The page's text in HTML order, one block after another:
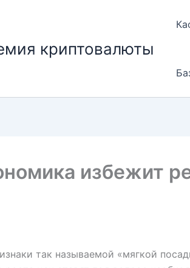
криптовалюты
избежит
так называемой «мягкой